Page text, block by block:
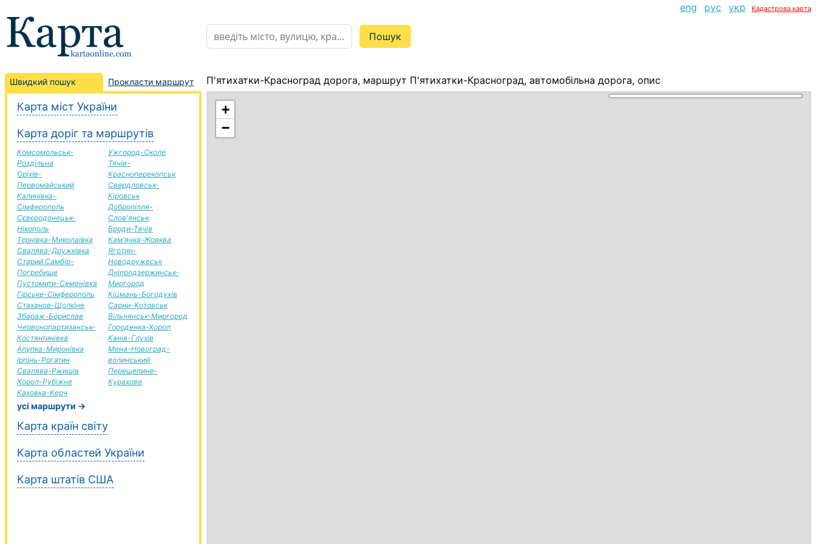
eng рус укр Кадастрова карта
Швидкий пошук Прокласти маршрут
Карта міст України
Карта доріг та маршрутів
Комсомольськ-
Роздільна
Оріхів-
Первомайський
Калинівка-
Сімферополь
Сєвєродонецьк-
Нікополь
Тернівка-Миколаївка
Свалява-Дружківка
Старий Самбір-
Погребище
Пустомити-Семенівка
Гірське-Сімферополь
Стаханов-Щолкіне
Збараж-Борислав
Червонопартизанськ-
Костянтинівка
Алупка-Миронівка
Ірпінь-Рогатин
Свалява-Ржищів
Хорол-Рубіжне
Каховка-Керч
Ужгород-Сколе
Тячів-
Красноперекопськ
Свердловськ-
Кіровськ
Добропілля-
Слов'янськ
Броди-Тячів
Кам'янка-Жовква
Яготин-
Новодружеськ
Дніпродзержинськ-
Миргород
Кіцмань-Богодухів
Сарни-Котовськ
Вільнянськ-Миргород
Городенка-Хорол
Канів-Глухів
Мена-Новоград-
волинський
Перещепине-
Курахове
усі маршрути →
Карта країн світу
Карта областей України
Карта штатів США
П'ятихатки-Красноград дорога, маршрут П'ятихатки-Красноград, автомобільна дорога, опис
+
−